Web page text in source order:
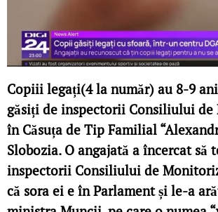
Copiii legați(4 la număr) au 8-9
găsiți de inspectorii Consiliului
în Căsuța de Tip Familial
Slobozia. O angajată a încercat să
inspectorii Consiliului de
că sora ei e în Parlament și le-a